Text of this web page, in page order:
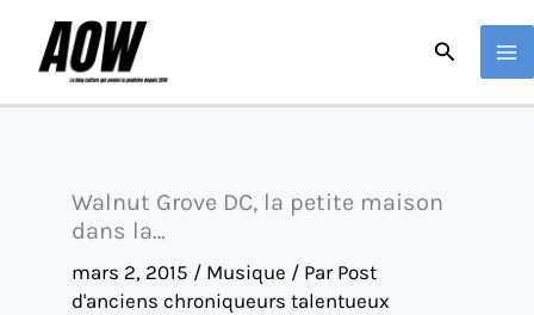
Walnut Grove DC, la petite maison
dans la…
mars 2, 2015 / Musique / Par Post
d'anciens chroniqueurs talentueux